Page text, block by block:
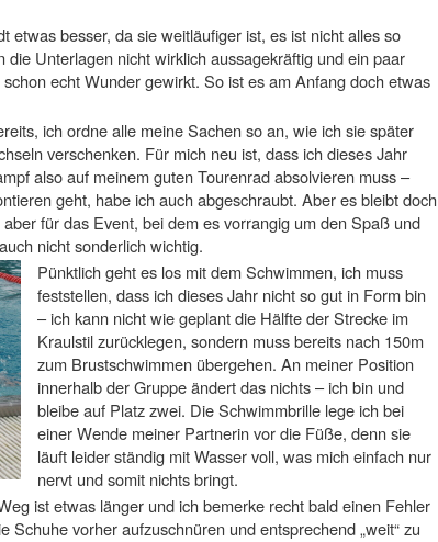
etwas besser, da sie weitläufiger ist, es ist nicht alles so
Unterlagen nicht wirklich aussagekräftig und ein paar
echt Wunder gewirkt. So ist es am Anfang doch etwas
ich ordne alle meine Sachen so an, wie ich sie später
verschenken. Für mich neu ist, dass ich dieses Jahr
also auf meinem guten Tourenrad absolvieren muss –
geht, habe ich auch abgeschraubt. Aber es bleibt doch
für das Event, bei dem es vorrangig um den Spaß und
nicht sonderlich wichtig.
Pünktlich geht es los mit dem Schwimmen, ich muss
feststellen, dass ich dieses Jahr nicht so gut in Form bin
– ich kann nicht wie geplant die Hälfte der Strecke im
Kraulstil zurücklegen, sondern muss bereits nach 150m
zum Brustschwimmen übergehen. An meiner Position
innerhalb der Gruppe ändert das nichts – ich bin und
bleibe auf Platz zwei. Die Schwimmbrille lege ich bei
einer Wende meiner Partnerin vor die Füße, denn sie
läuft leider ständig mit Wasser voll, was mich einfach nur
nervt und somit nichts bringt.
ist etwas länger und ich bemerke recht bald einen Fehler
Schuhe vorher aufzuschnüren und entsprechend „weit“ zu